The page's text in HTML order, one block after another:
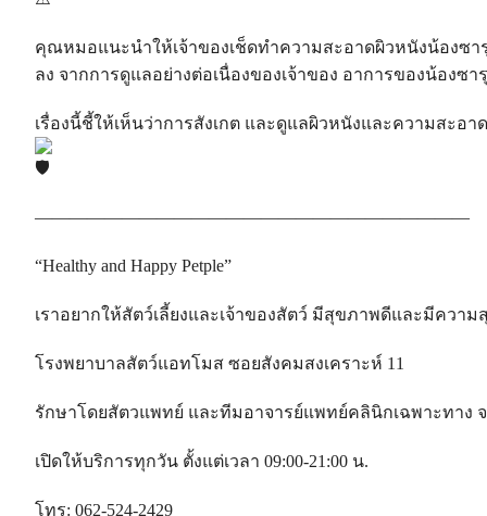
คุณหมอแนะนำให้เจ้าของเช็ดทำความสะอาดผิวหนังน้องซ
ลง จากการดูแลอย่างต่อเนื่องของเจ้าของ อาการของน้องซ
เรื่องนี้ชี้ให้เห็นว่าการสังเกต และดูแลผิวหนังและความส
—————————————————————————
“Healthy and Happy Petple”
เราอยากให้สัตว์เลี้ยงและเจ้าของสัตว์ มีสุขภาพดีและมีความ
โรงพยาบาลสัตว์แอทโมส ซอยสังคมสงเคราะห์ 11
รักษาโดยสัตวแพทย์ และทีมอาจารย์แพทย์คลินิกเฉพาะทาง
เปิดให้บริการทุกวัน ตั้งแต่เวลา 09:00-21:00 น.
โทร: 062-524-2429